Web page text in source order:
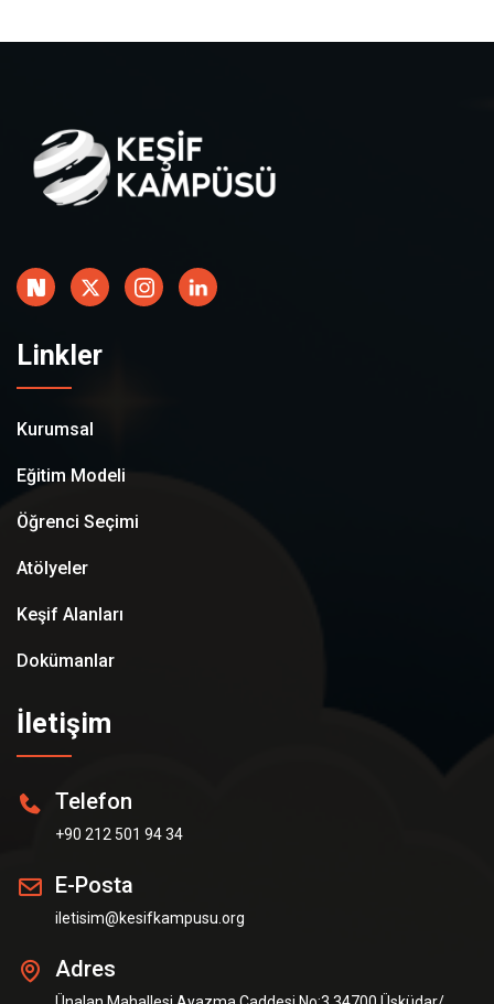
Linkler
Kurumsal
Eğitim Modeli
Öğrenci Seçimi
Atölyeler
Keşif Alanları
Dokümanlar
İletişim
Telefon
+90 212 501 94 34
E-Posta
iletisim@kesifkampusu.org
Adres